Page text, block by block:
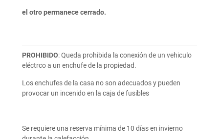
el otro permanece cerrado.
PROHIBIDO:Queda prohibida la conexión de un vehiculo
eléctrco a un enchufe de la propiedad.
Los enchufes de la casa no son adecuados y pueden
provocar un incenido en la caja de fusibles
Se requiere una reserva mínima de 10 días en invierno